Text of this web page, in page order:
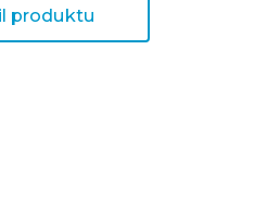
produktu